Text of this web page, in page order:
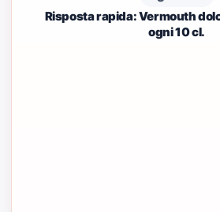
Risposta rapida: Vermouth
ogni 10 cl.